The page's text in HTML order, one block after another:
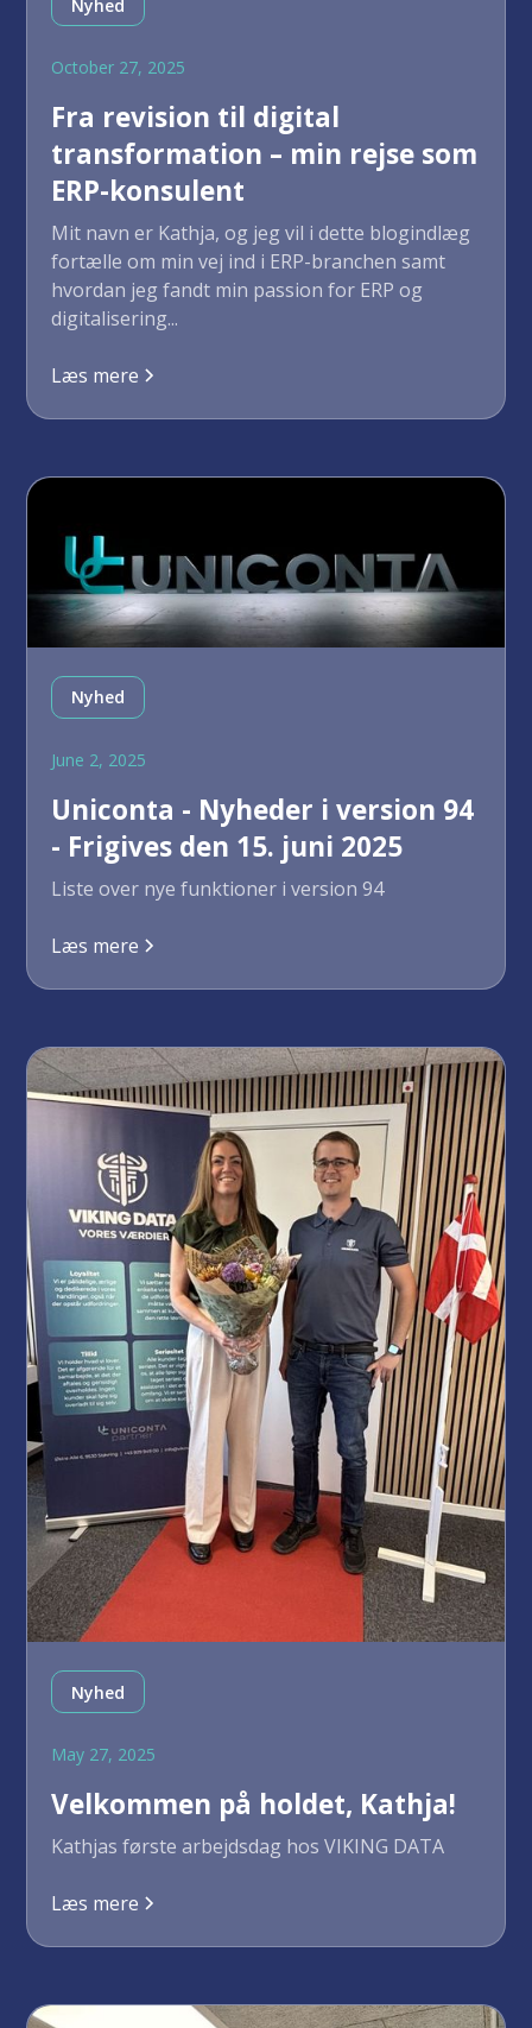
Nyhed
October 27, 2025
Fra revision til digital
transformation – min rejse som
ERP-konsulent
Mit navn er Kathja, og jeg vil i dette blogindlæg
fortælle om min vej ind i ERP-branchen samt
hvordan jeg fandt min passion for ERP og
digitalisering...
Læs mere
Nyhed
June 2, 2025
Uniconta - Nyheder i version 94
- Frigives den 15. juni 2025
Liste over nye funktioner i version 94
Læs mere
Nyhed
May 27, 2025
Velkommen på holdet, Kathja!
Kathjas første arbejdsdag hos VIKING DATA
Læs mere